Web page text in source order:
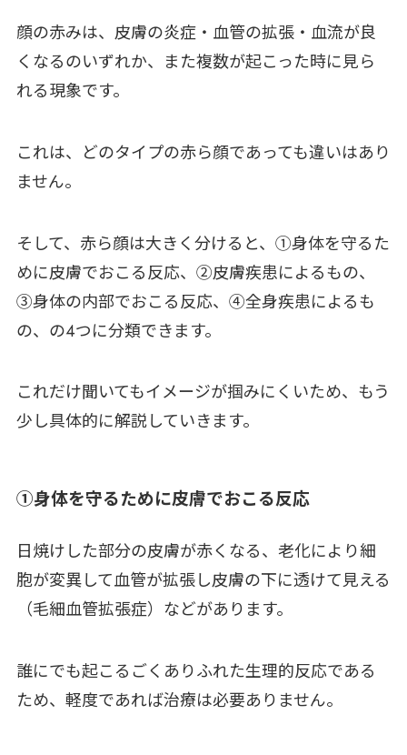
顔の赤みは、皮膚の炎症・血管の拡張・血流が良
くなるのいずれか、また複数が起こった時に見ら
れる現象です。
これは、どのタイプの赤ら顔であっても違いはあり
ません。
そして、赤ら顔は大きく分けると、①身体を守るた
めに皮膚でおこる反応、②皮膚疾患によるもの、
③身体の内部でおこる反応、④全身疾患によるも
の、の4つに分類できます。
これだけ聞いてもイメージが掴みにくいため、もう
少し具体的に解説していきます。
①身体を守るために皮膚でおこる反応
日焼けした部分の皮膚が赤くなる、老化により細
胞が変異して血管が拡張し皮膚の下に透けて見える
（毛細血管拡張症）などがあります。
誰にでも起こるごくありふれた生理的反応である
ため、軽度であれば治療は必要ありません。